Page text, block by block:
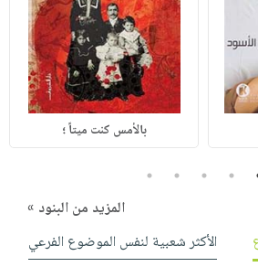
بالأمس كنت ميتاً ؛
2
3
4
5
المزيد من البنود »
الأكثر شعبية لنفس الموضوع الفرعي